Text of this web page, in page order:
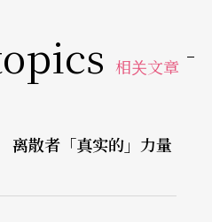
了部分修改，但在其中仍
，反讽传统与顚覆性别
撼，呈现出编舞者在传统
的，但骨子里仍旧充满
相关文章
离散者「真实的」力量